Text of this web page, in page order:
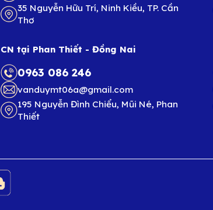
35 Nguyễn Hữu Trí, Ninh Kiều, TP. Cần
Thơ
CN tại Phan Thiết - Đồng Nai
0963 086 246
vanduymt06a@gmail.com
195 Nguyễn Đình Chiểu, Mũi Né, Phan
Thiết